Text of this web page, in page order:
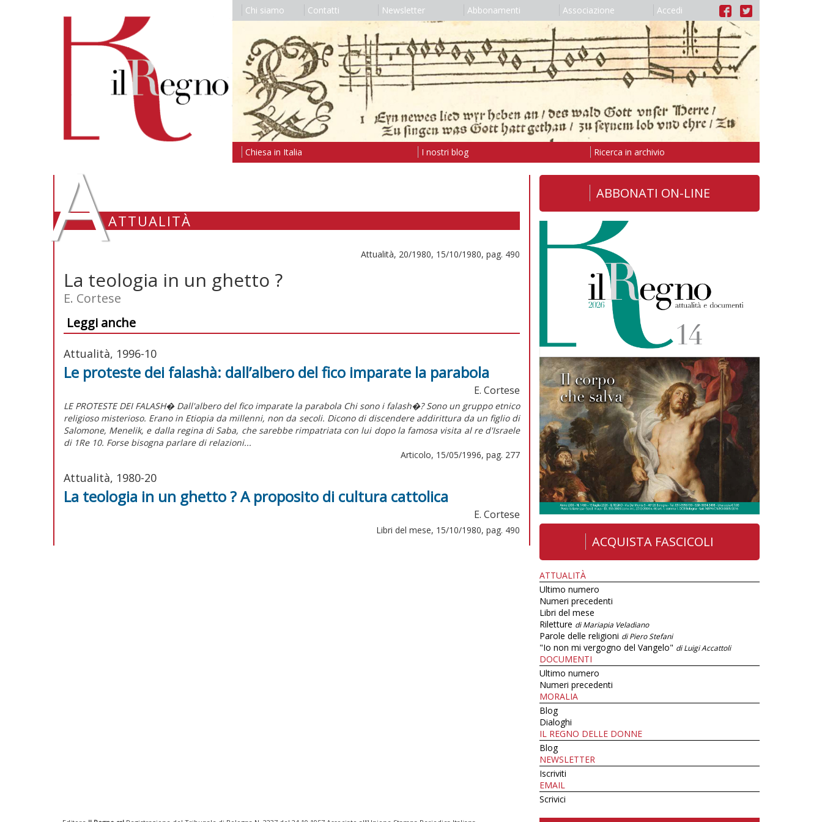
Chi siamo Contatti Newsletter Abbonamenti Associazione Accedi
Chiesa in Italia I nostri blog Ricerca in archivio
AATTUALITÀ
Attualità, 20/1980, 15/10/1980, pag. 490
La teologia in un ghetto ?
E. Cortese
Leggi anche
Attualità, 1996-10
Le proteste dei falashà: dall’albero del fico imparate la parabola
E. Cortese
LE PROTESTE DEI FALASH� Dall'albero del fico imparate la parabola Chi sono i falash�? Sono un gruppo etnico
religioso misterioso. Erano in Etiopia da millenni, non da secoli. Dicono di discendere addirittura da un figlio di
Salomone, Menelik, e dalla regina di Saba, che sarebbe rimpatriata con lui dopo la famosa visita al re d'Israele
di 1Re 10. Forse bisogna parlare di relazioni...
Articolo, 15/05/1996, pag. 277
Attualità, 1980-20
La teologia in un ghetto ? A proposito di cultura cattolica
E. Cortese
Libri del mese, 15/10/1980, pag. 490
ABBONATI ON-LINE
ACQUISTA FASCICOLI
ATTUALITÀ
Ultimo numero
Numeri precedenti
Libri del mese
Riletture di Mariapia Veladiano
Parole delle religioni di Piero Stefani
"Io non mi vergogno del Vangelo" di Luigi Accattoli
DOCUMENTI
Ultimo numero
Numeri precedenti
MORALIA
Blog
Dialoghi
IL REGNO DELLE DONNE
Blog
NEWSLETTER
Iscriviti
EMAIL
Scrivici